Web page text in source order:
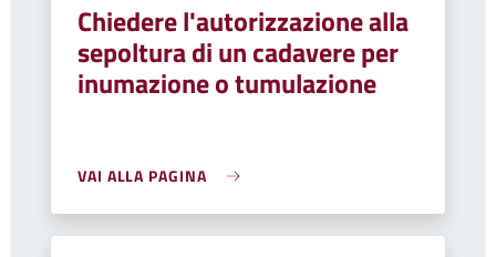
Chiedere l'autorizzazione alla
sepoltura di un cadavere per
inumazione o tumulazione
VAI ALLA PAGINA